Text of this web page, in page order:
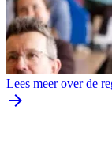
Lees meer over de